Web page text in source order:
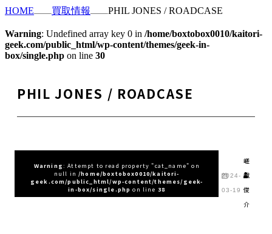
HOME 買取情報 PHIL JONES / ROADCASE
Warning: Undefined array key 0 in /home/boxtobox0010/kaitori-
geek.com/public_html/wp-content/themes/geek-in-
box/single.php on line 30
PHIL JONES / ROADCASE
Warning: Attempt to read property "cat_name" on
null in/home/boxtobox0010/kaitori-
geek.com/public_html/wp-content/themes/geek-
in-box/single.php on line 38
2024-
03-19
嵯
峨
俊
介